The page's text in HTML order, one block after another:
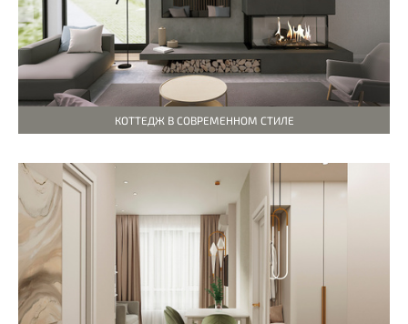
КОТТЕДЖ В СОВРЕМЕННОМ СТИЛЕ